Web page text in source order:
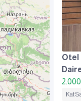
Otel
Kat